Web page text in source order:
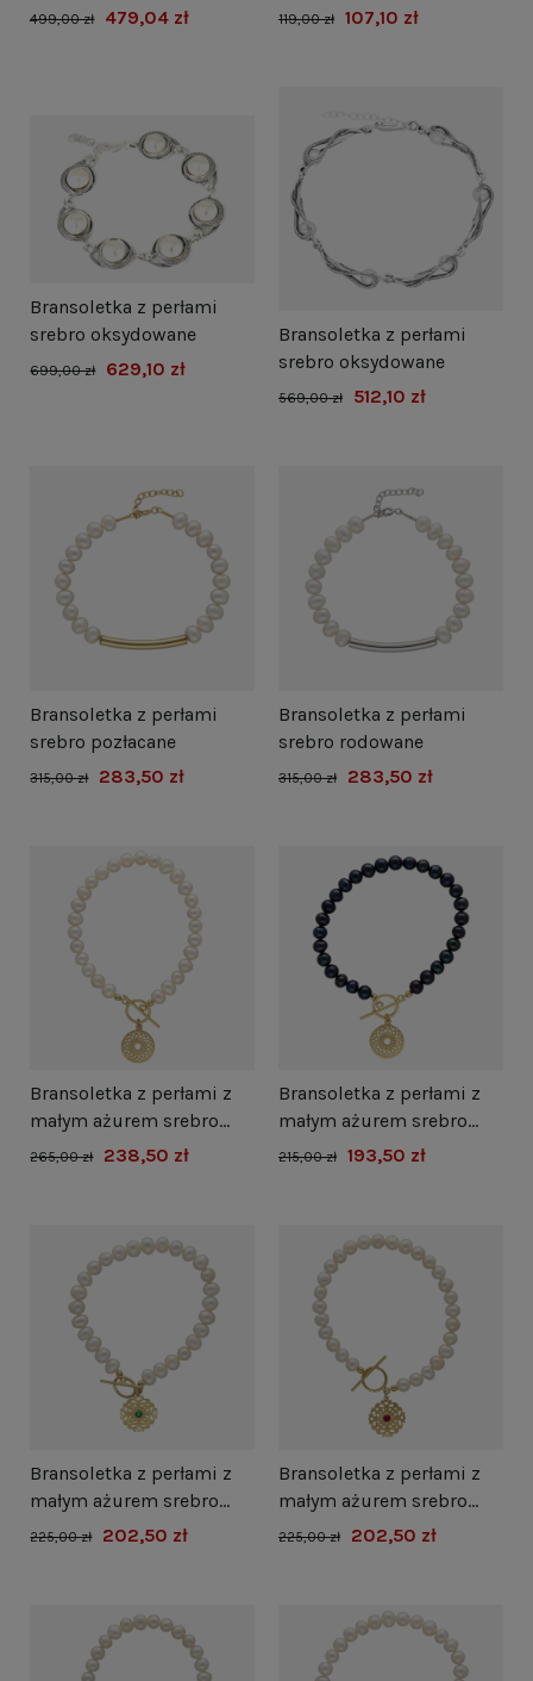
oksydowane
499,00 zł 479,04 zł 119,00 zł 107,10 zł
Bransoletka z perłami
srebro oksydowane
699,00 zł 629,10 zł
Bransoletka z perłami
srebro oksydowane
569,00 zł 512,10 zł
Bransoletka z perłami
srebro pozłacane
315,00 zł 283,50 zł
Bransoletka z perłami
srebro rodowane
315,00 zł 283,50 zł
Bransoletka z perłami z
małym ażurem srebro
pozłacane
265,00 zł 238,50 zł
Bransoletka z perłami z
małym ażurem srebro
pozłacane
215,00 zł 193,50 zł
Bransoletka z perłami z
małym ażurem srebro
pozłacane
225,00 zł 202,50 zł
Bransoletka z perłami z
małym ażurem srebro
pozłacane
225,00 zł 202,50 zł